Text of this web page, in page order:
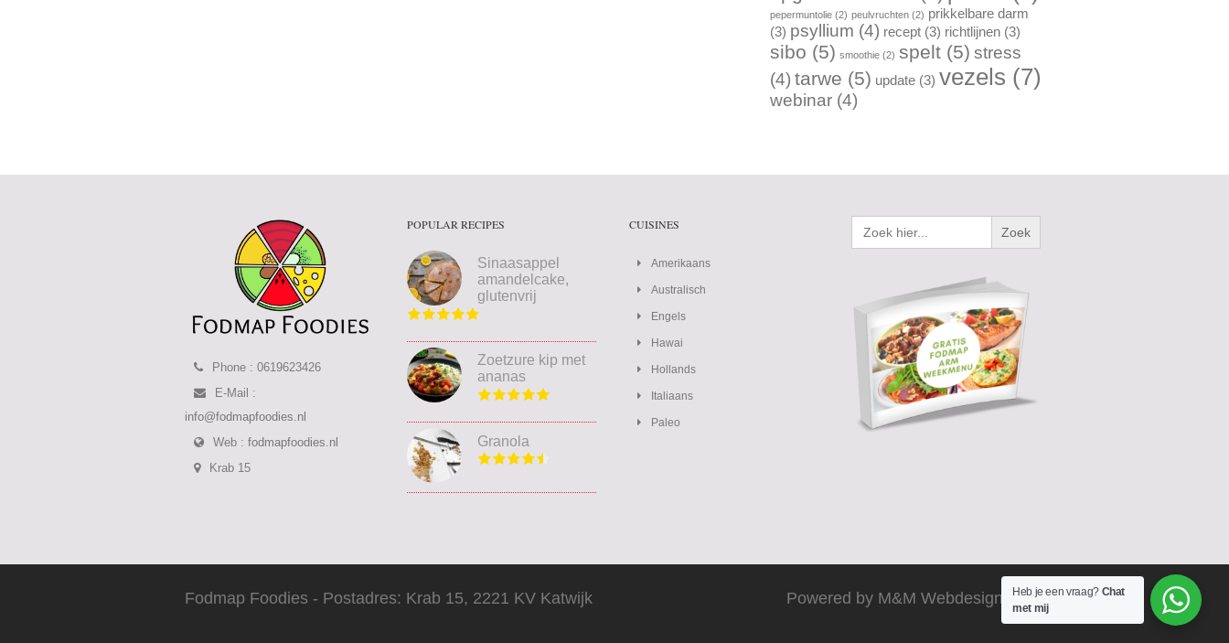
pepermuntolie (2) peulvruchten (2) prikkelbare darm
(3) psyllium (4) recept (3) richtlijnen (3)
sibo (5) smoothie (2) spelt (5) stress
(4) tarwe (5) update (3) vezels (7)
webinar (4)
Phone : 0619623426
E-Mail :
info@fodmapfoodies.nl
Web : fodmapfoodies.nl
Krab 15
POPULAR RECIPES
Sinaasappel
amandelcake,
glutenvrij
Zoetzure kip met
ananas
Granola
CUISINES
Amerikaans
Australisch
Engels
Hawai
Hollands
Italiaans
Paleo
Zoek
naar:
Fodmap Foodies - Postadres: Krab 15, 2221 KV Katwijk Powered by M&M Webdesign 2025Heb je een vraag? Chat
met mij